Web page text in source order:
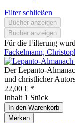
Filter schließen
Bücher anzeigen
Bücher anzeigen
Für die Filterung
Fackelmann,
Der Lepanto-
und christlicher
22,00 € *
Inhalt 1 Stück
In den Warenkorb
Merken